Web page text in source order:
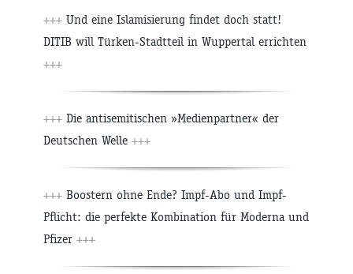
+++ Und eine Islamisierung findet doch statt!
DITIB will Türken-Stadtteil in Wuppertal errichten
+++
+++ Die antisemitischen »Medienpartner« der
Deutschen Welle +++
+++ Boostern ohne Ende? Impf-Abo und Impf-
Pflicht: die perfekte Kombination für Moderna und
Pfizer +++